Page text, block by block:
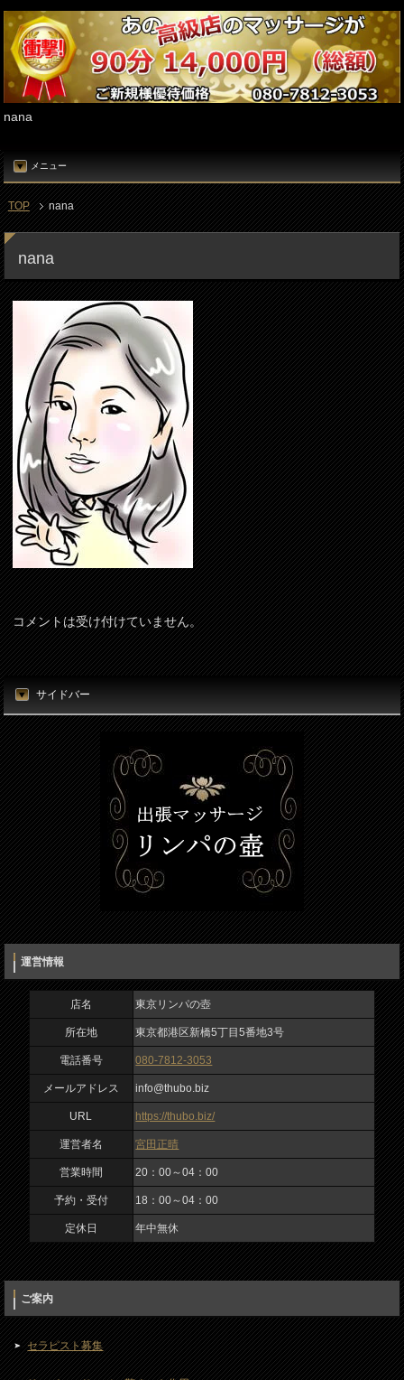
nana
メニュー
TOP nana
nana
コメントは受け付けていません。
サイドバー
運営情報
店名 東京リンパの壺
所在地 東京都港区新橋5丁目5番地3号
電話番号 080-7812-3053
メールアドレス info@thubo.biz
URL https://thubo.biz/
運営者名 宮田正晴
営業時間 20：00～04：00
予約・受付 18：00～04：00
定休日 年中無休
ご案内
セラピスト募集